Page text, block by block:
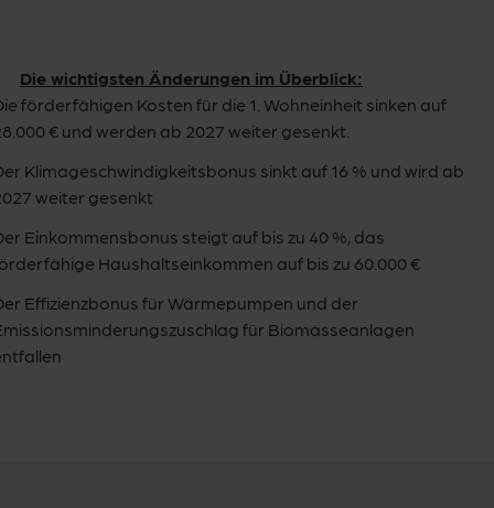
Die wichtigsten Änderungen im Überblick:
förderfähigen Kosten für die 1. Wohneinheit sinken auf
€ und werden ab 2027 weiter gesenkt.
Klimageschwindigkeitsbonus sinkt auf 16 % und wird ab
weiter gesenkt
Einkommensbonus steigt auf bis zu 40 %, das
Haushaltseinkommen auf bis zu 60.000 €
Effizienzbonus für Wärmepumpen und der
für Biomasseanlagen